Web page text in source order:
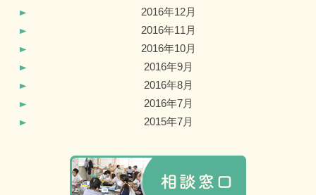
2016年12月
2016年11月
2016年10月
2016年9月
2016年8月
2016年7月
2015年7月